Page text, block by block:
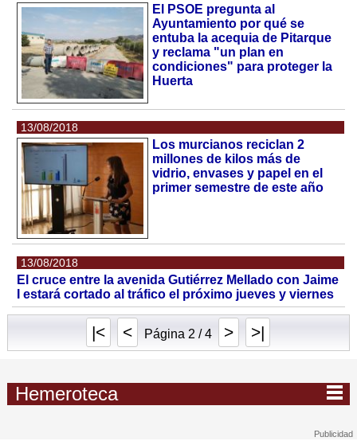
El PSOE pregunta al
Ayuntamiento por qué se
entuba la acequia de Pitarque
y reclama "un plan en
condiciones" para proteger la
Huerta
13/08/2018
Los murcianos reciclan 2
millones de kilos más de
vidrio, envases y papel en el
primer semestre de este año
13/08/2018
El cruce entre la avenida Gutiérrez Mellado con Jaime
I estará cortado al tráfico el próximo jueves y viernes
|< < Página 2 / 4 > >|
Hemeroteca